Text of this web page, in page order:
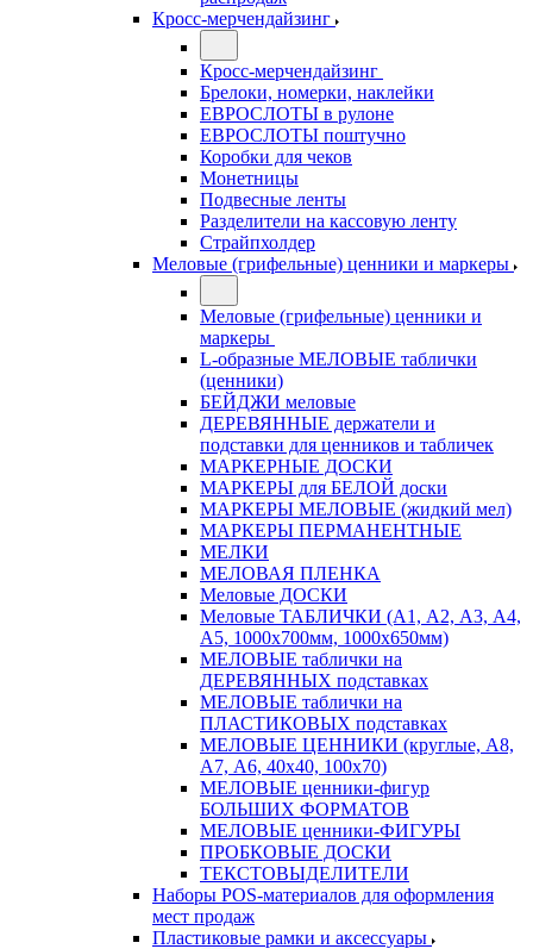
Кросс-мерчендайзинг
Кросс-мерчендайзинг
Брелоки, номерки, наклейки
ЕВРОСЛОТЫ в рулоне
ЕВРОСЛОТЫ поштучно
Коробки для чеков
Монетницы
Подвесные ленты
Разделители на кассовую ленту
Страйпхолдер
Меловые (грифельные) ценники и маркеры
Меловые (грифельные) ценники и
маркеры
L-образные МЕЛОВЫЕ таблички
(ценники)
БЕЙДЖИ меловые
ДЕРЕВЯННЫЕ держатели и
подставки для ценников и табличек
МАРКЕРНЫЕ ДОСКИ
МАРКЕРЫ для БЕЛОЙ доски
МАРКЕРЫ МЕЛОВЫЕ (жидкий мел)
МАРКЕРЫ ПЕРМАНЕНТНЫЕ
МЕЛКИ
МЕЛОВАЯ ПЛЕНКА
Меловые ДОСКИ
Меловые ТАБЛИЧКИ (А1, А2, А3, А4,
А5, 1000х700мм, 1000х650мм)
МЕЛОВЫЕ таблички на
ДЕРЕВЯННЫХ подставках
МЕЛОВЫЕ таблички на
ПЛАСТИКОВЫХ подставках
МЕЛОВЫЕ ЦЕННИКИ (круглые, А8,
А7, А6, 40х40, 100х70)
МЕЛОВЫЕ ценники-фигур
БОЛЬШИХ ФОРМАТОВ
МЕЛОВЫЕ ценники-ФИГУРЫ
ПРОБКОВЫЕ ДОСКИ
ТЕКСТОВЫДЕЛИТЕЛИ
Наборы POS-материалов для оформления
мест продаж
Пластиковые рамки и аксессуары